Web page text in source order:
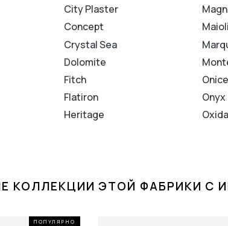
City Plaster
Concept
Crystal Sea
Dolomite
Fitch
Flatiron
Heritage
Onyx
КОЛЛЕКЦИИ ЭТОЙ ФАБРИКИ С